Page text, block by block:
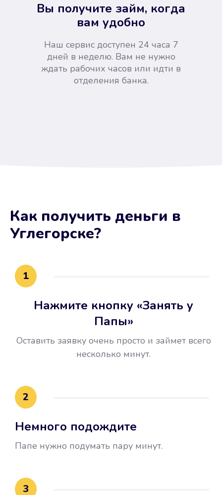
Вы получите займ, когда
вам удобно
Наш сервис доступен 24 часа 7
дней в неделю. Вам не нужно
ждать рабочих часов или идти в
отделения банка.
Не потребовались справки, залоги
и поручители. Папа вам доверяет.
воспользовались бесплатной
это открыло новые возможности в
Как получить деньги в
Углегорске?
1
Нажмите кнопку «Занять у
Папы»
Оставить заявку очень просто и займет всего
несколько минут.
2
Немного подождите
Папе нужно подумать пару минут.
3